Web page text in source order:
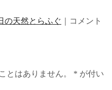
の天然とらふぐ ｜コメント
とはありません。 * が付い